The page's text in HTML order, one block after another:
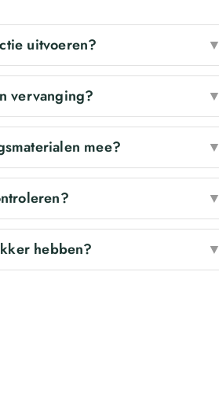
uitvoeren? ▼
vervanging? ▼
mee? ▼
▼
hebben? ▼